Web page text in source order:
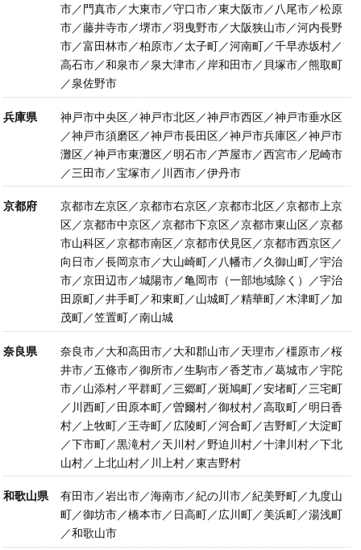
市／門真市／大東市／守口市／東大阪市／八尾市／松原
市／藤井寺市／堺市／羽曳野市／大阪狭山市／河内長野
市／富田林市／柏原市／太子町／河南町／千早赤坂村／
高石市／和泉市／泉大津市／岸和田市／貝塚市／熊取町
／泉佐野市
兵庫県
神戸市中央区／神戸市北区／神戸市西区／神戸市垂水区
／神戸市須磨区／神戸市長田区／神戸市兵庫区／神戸市
灘区／神戸市東灘区／明石市／芦屋市／西宮市／尼崎市
／三田市／宝塚市／川西市／伊丹市
京都府
京都市左京区／京都市右京区／京都市北区／京都市上京
区／京都市中京区／京都市下京区／京都市東山区／京都
市山科区／京都市南区／京都市伏見区／京都市西京区／
向日市／長岡京市／大山崎町／八幡市／久御山町／宇治
市／京田辺市／城陽市／亀岡市（一部地域除く）／宇治
田原町／井手町／和東町／山城町／精華町／木津町／加
茂町／笠置町／南山城
奈良県
奈良市／大和高田市／大和郡山市／天理市／橿原市／桜
井市／五條市／御所市／生駒市／香芝市／葛城市／宇陀
市／山添村／平群町／三郷町／斑鳩町／安堵町／三宅町
／川西町／田原本町／曽爾村／御杖村／高取町／明日香
村／上牧町／王寺町／広陵町／河合町／吉野町／大淀町
／下市町／黒滝村／天川村／野迫川村／十津川村／下北
山村／上北山村／川上村／東吉野村
和歌山県
有田市／岩出市／海南市／紀の川市／紀美野町／九度山
町／御坊市／橋本市／日高町／広川町／美浜町／湯浅町
／和歌山市